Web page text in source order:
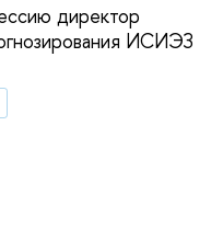
директор
ИСИЭЗ